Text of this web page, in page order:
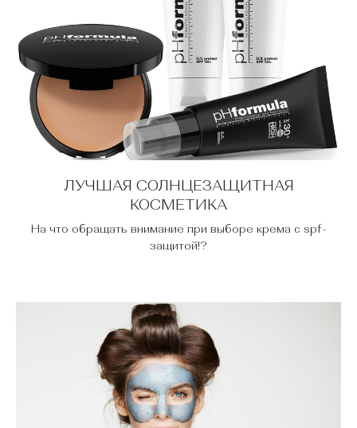
ЛУЧШАЯ СОЛНЦЕЗАЩИТНАЯ
КОСМЕТИКА
На что обращать внимание при выборе крема с spf-
защитой!?